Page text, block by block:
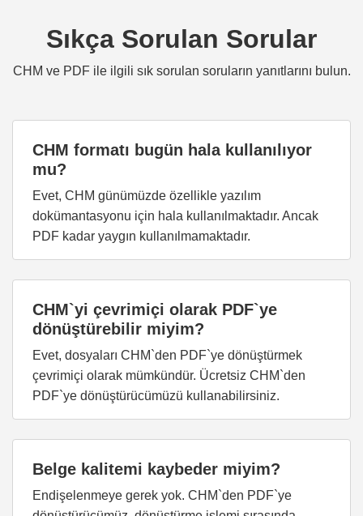
Sıkça Sorulan Sorular
CHM ve PDF ile ilgili sık sorulan soruların yanıtlarını bulun.
CHM formatı bugün hala kullanılıyor
mu?
Evet, CHM günümüzde özellikle yazılım
dokümantasyonu için hala kullanılmaktadır. Ancak
PDF kadar yaygın kullanılmamaktadır.
CHM`yi çevrimiçi olarak PDF`ye
dönüştürebilir miyim?
Evet, dosyaları CHM`den PDF`ye dönüştürmek
çevrimiçi olarak mümkündür. Ücretsiz CHM`den
PDF`ye dönüştürücümüzü kullanabilirsiniz.
Belge kalitemi kaybeder miyim?
Endişelenmeye gerek yok. CHM`den PDF`ye